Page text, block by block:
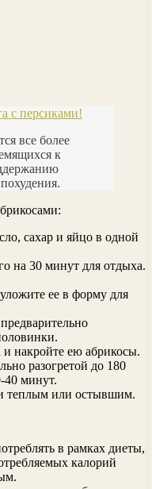
с персиками!
все более
к
сахар и яйцо в одной
на 30 минут для отдыха.
ее в форму для
и накройте ею абрикосы.
разогретой до 180
40 минут.
теплым или остывшим.
в рамках диеты,
калорий